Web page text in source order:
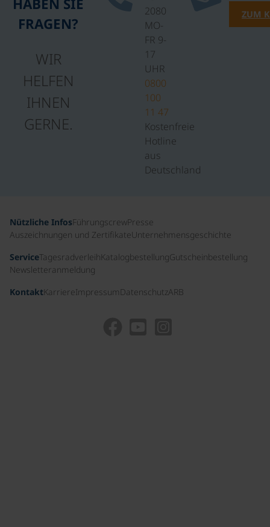
FRAGEN?
WIR
HELFEN
IHNEN
GERNE.
2080
MO-
FR 9-
17
UHR
0800
100
11 47
Kostenfreie
Hotline
aus
Deutschland
ZUM
Nützliche InfosFührungscrewPresse
Auszeichnungen und ZertifikateUnternehmensgeschichte
ServiceTagesradverleihKatalogbestellungGutscheinbestellung
Newsletteranmeldung
KontaktKarriereImpressum DatenschutzARB